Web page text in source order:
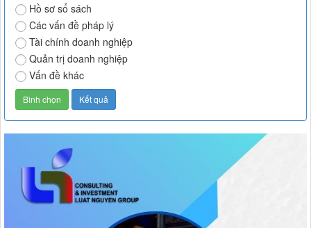
Hồ sơ sổ sách
Các vấn đề pháp lý
Tài chính doanh nghiệp
Quản trị doanh nghiệp
Vấn đề khác